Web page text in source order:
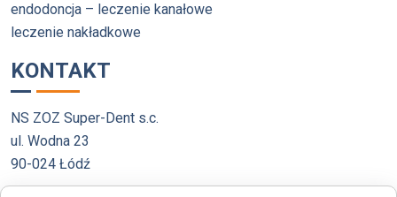
endodoncja – leczenie kanałowe
leczenie nakładkowe
KONTAKT
NS ZOZ Super-Dent s.c.
ul. Wodna 23
90-024 Łódź